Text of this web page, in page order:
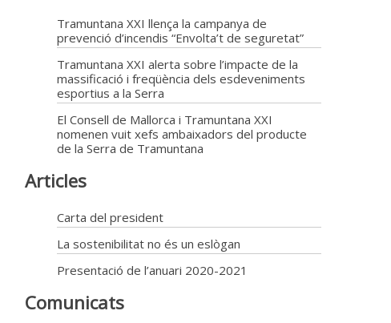
Tramuntana XXI llença la campanya de
prevenció d’incendis “Envolta’t de seguretat”
Tramuntana XXI alerta sobre l’impacte de la
massificació i freqüència dels esdeveniments
esportius a la Serra
El Consell de Mallorca i Tramuntana XXI
nomenen vuit xefs ambaixadors del producte
de la Serra de Tramuntana
Articles
Carta del president
La sostenibilitat no és un eslògan
Presentació de l’anuari 2020-2021
Comunicats